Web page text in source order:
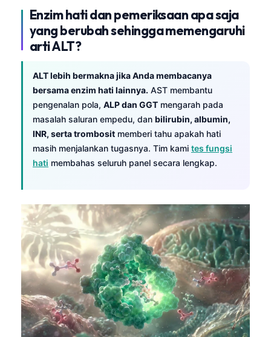
Enzim hati dan pemeriksaan apa saja
yang berubah sehingga memengaruhi
arti ALT?
ALT lebih bermakna jika Anda membacanya
bersama enzim hati lainnya. AST membantu
pengenalan pola, ALP dan GGT mengarah pada
masalah saluran empedu, dan bilirubin, albumin,
INR, serta trombosit memberi tahu apakah hati
masih menjalankan tugasnya. Tim kami tes fungsi
hati membahas seluruh panel secara lengkap.
አማርኛ
Українська
O‘zbekcha
Català
Қазақ тілі
Suomi
Hrvatski
پښتو
سنڌي
සිංහල
অসমীয়া
Galego
Latviešu valoda
Македонски јазик
Euskara